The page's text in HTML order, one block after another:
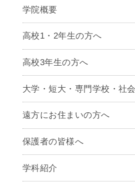
学院概要
高校1・2年生の方へ
高校3年生の方へ
大学・短大・専門学校・社
遠方にお住まいの方へ
保護者の皆様へ
学科紹介
ゲームクリエイター学科